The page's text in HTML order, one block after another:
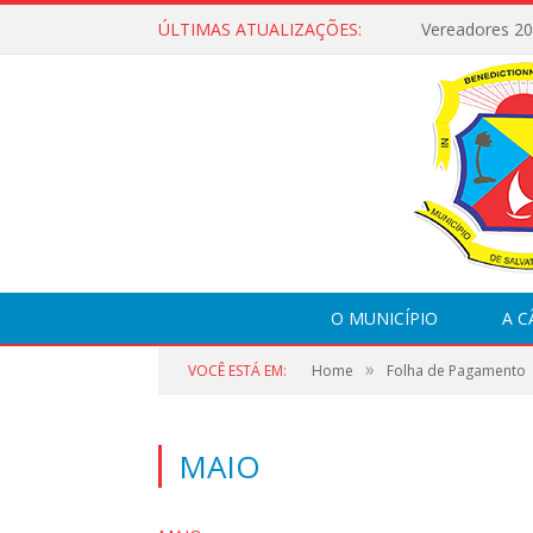
ÚLTIMAS ATUALIZAÇÕES: Vereadores
O MUNICÍPIO A
VOCÊ ESTÁ EM: Home » Folha de Pagamento
MAIO